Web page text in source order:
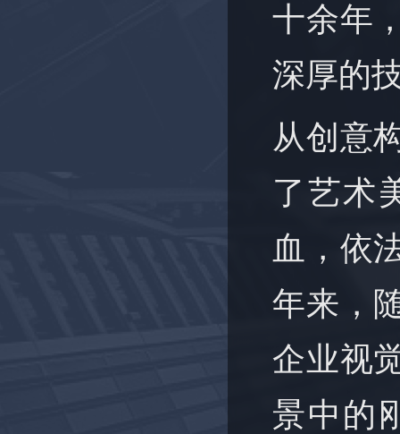
十余年
深厚的
从创意
了艺术
血，依
年来，
企业视
景中的